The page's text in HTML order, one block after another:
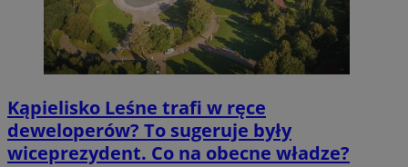
Kąpielisko Leśne trafi w ręce
deweloperów? To sugeruje były
wiceprezydent. Co na obecne władze?